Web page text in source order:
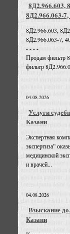
8Д2.966.603,
8Д2.966.063-
8Д2.966.603,
8Д2.966.063-7,
- - - -
Продам фильтр
фильтр
04.08.2026
Услуги
Казани
Экспертная
экспертиза”
медицинской
и врачей...
04.08.2026
Взыскание
Казани